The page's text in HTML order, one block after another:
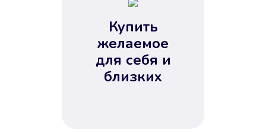
Купить
желаемое
для себя и
близких